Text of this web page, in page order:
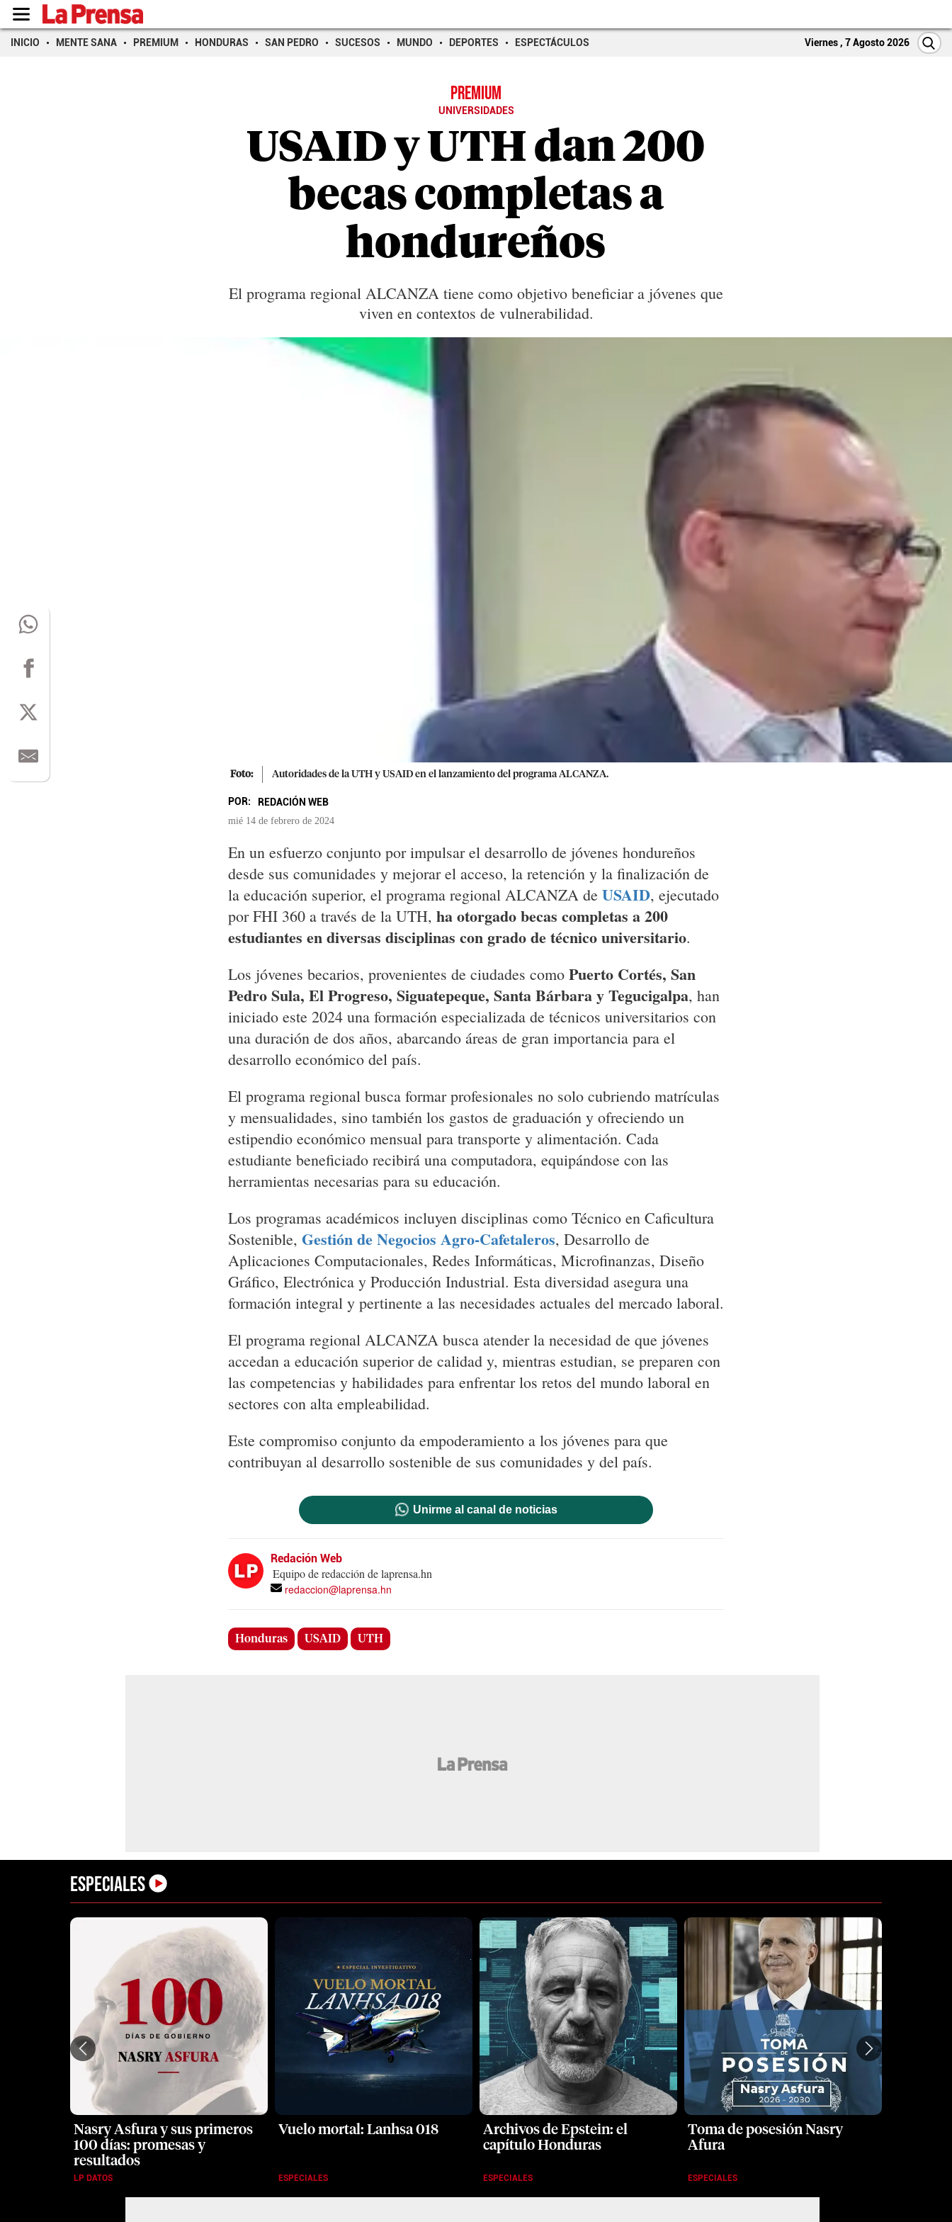
INICIO MENTE SANA PREMIUM HONDURAS SAN PEDRO SUCESOS MUNDO DEPORTES ESPECTÁCULOS Viernes , 7 Agosto 2026
PREMIUM
UNIVERSIDADES
USAID y UTH dan 200
becas completas a
hondureños
El programa regional ALCANZA tiene como objetivo beneficiar a jóvenes que
viven en contextos de vulnerabilidad.
Foto: Autoridades de la UTH y USAID en el lanzamiento del programa ALCANZA.
POR: REDACIÓN WEB
mié 14 de febrero de 2024
En un esfuerzo conjunto por impulsar el desarrollo de jóvenes hondureños
desde sus comunidades y mejorar el acceso, la retención y la finalización de
la educación superior, el programa regional ALCANZA de USAID, ejecutado
por FHI 360 a través de la UTH, ha otorgado becas completas a 200
estudiantes en diversas disciplinas con grado de técnico universitario.
Los jóvenes becarios, provenientes de ciudades como Puerto Cortés, San
Pedro Sula, El Progreso, Siguatepeque, Santa Bárbara y Tegucigalpa, han
iniciado este 2024 una formación especializada de técnicos universitarios con
una duración de dos años, abarcando áreas de gran importancia para el
desarrollo económico del país.
El programa regional busca formar profesionales no solo cubriendo matrículas
y mensualidades, sino también los gastos de graduación y ofreciendo un
estipendio económico mensual para transporte y alimentación. Cada
estudiante beneficiado recibirá una computadora, equipándose con las
herramientas necesarias para su educación.
Los programas académicos incluyen disciplinas como Técnico en Caficultura
Sostenible, Gestión de Negocios Agro-Cafetaleros, Desarrollo de
Aplicaciones Computacionales, Redes Informáticas, Microfinanzas, Diseño
Gráfico, Electrónica y Producción Industrial. Esta diversidad asegura una
formación integral y pertinente a las necesidades actuales del mercado laboral.
El programa regional ALCANZA busca atender la necesidad de que jóvenes
accedan a educación superior de calidad y, mientras estudian, se preparen con
las competencias y habilidades para enfrentar los retos del mundo laboral en
sectores con alta empleabilidad.
Este compromiso conjunto da empoderamiento a los jóvenes para que
contribuyan al desarrollo sostenible de sus comunidades y del país.
Unirme al canal de noticias
Redación Web
Equipo de redacción de laprensa.hn
redaccion@laprensa.hn
Honduras USAID UTH
Especiales
Nasry Asfura y sus primeros
100 días: promesas y
resultados
LP DATOS
Vuelo mortal: Lanhsa 018
ESPECIALES
Archivos de Epstein: el
capítulo Honduras
ESPECIALES
Toma de posesión Nasry
Afura
ESPECIALES